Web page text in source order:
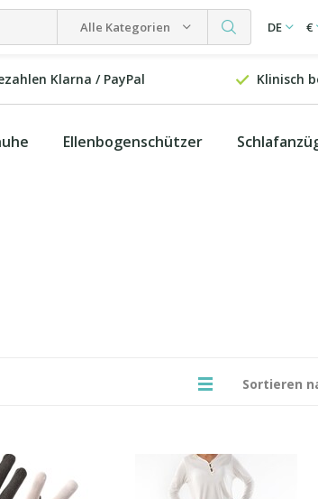
Alle Kategorien DE €
Klarna / PayPal Klinisch
Ellenbogenschützer
Sortieren